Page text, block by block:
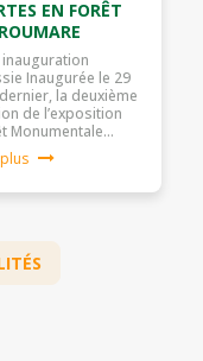
EN FORÊT
inauguration
Inaugurée le 29
la deuxième
de l’exposition
Monumentale…